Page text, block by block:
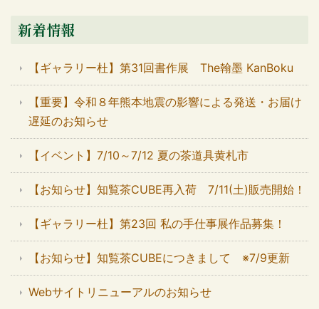
新着情報
【ギャラリー杜】第31回書作展 The翰墨 KanBoku
【重要】令和８年熊本地震の影響による発送・お届け
遅延のお知らせ
【イベント】7/10～7/12 夏の茶道具黄札市
【お知らせ】知覧茶CUBE再入荷 7/11(土)販売開始！
【ギャラリー杜】第23回 私の手仕事展作品募集！
【お知らせ】知覧茶CUBEにつきまして ※7/9更新
Webサイトリニューアルのお知らせ